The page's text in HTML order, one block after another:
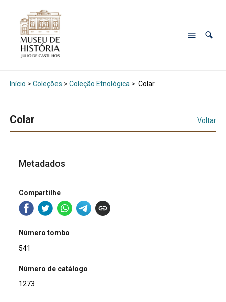
Início > Coleções > Coleção Etnológica > Colar
Colar Voltar
Metadados
Compartilhe
Número tombo
541
Número de catálogo
1273